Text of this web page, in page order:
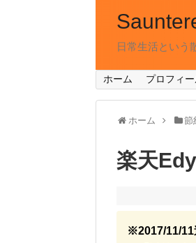
日常生活という
ホーム プロフィ
ホーム 節
楽天
※2017/11/11